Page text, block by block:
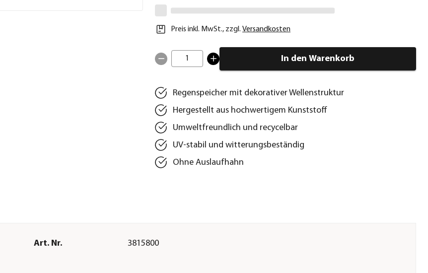
Preis inkl. MwSt., zzgl. Versandkosten
1 In den Warenkorb
Regenspeicher mit dekorativer Wellenstruktur
Hergestellt aus hochwertigem Kunststoff
Umweltfreundlich und recycelbar
UV-stabil und witterungsbeständig
Ohne Auslaufhahn
Art. Nr. 3815800